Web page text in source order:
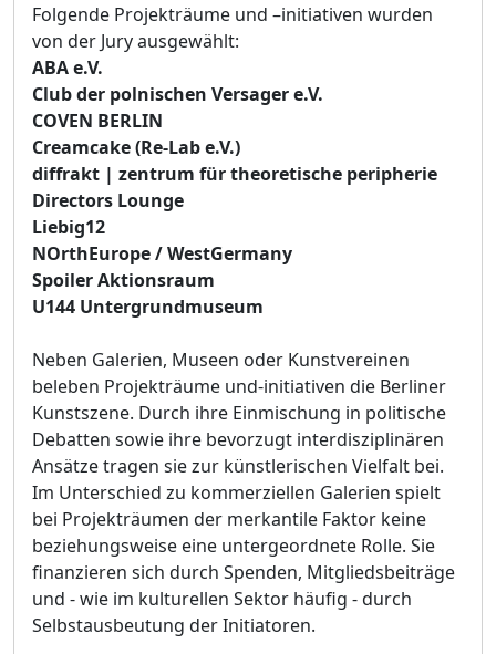
Folgende Projekträume und –initiativen wurden
von der Jury ausgewählt:
ABA e.V.
Club der polnischen Versager e.V.
COVEN BERLIN
Creamcake (Re-Lab e.V.)
diffrakt | zentrum für theoretische peripherie
Directors Lounge
Liebig12
NOrthEurope / WestGermany
Spoiler Aktionsraum
U144 Untergrundmuseum
Neben Galerien, Museen oder Kunstvereinen
beleben Projekträume und-initiativen die Berliner
Kunstszene. Durch ihre Einmischung in politische
Debatten sowie ihre bevorzugt interdisziplinären
Ansätze tragen sie zur künstlerischen Vielfalt bei.
Im Unterschied zu kommerziellen Galerien spielt
bei Projekträumen der merkantile Faktor keine
beziehungsweise eine untergeordnete Rolle. Sie
finanzieren sich durch Spenden, Mitgliedsbeiträge
und - wie im kulturellen Sektor häufig - durch
Selbstausbeutung der Initiatoren.